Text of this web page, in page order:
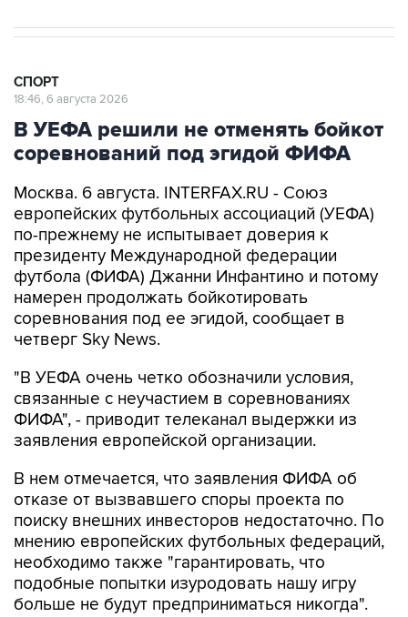
СПОРТ
18:46, 6 августа 2026
В УЕФА решили не отменять бойкот
соревнований под эгидой ФИФА
Москва. 6 августа. INTERFAX.RU - Союз
европейских футбольных ассоциаций (УЕФА)
по-прежнему не испытывает доверия к
президенту Международной федерации
футбола (ФИФА) Джанни Инфантино и потому
намерен продолжать бойкотировать
соревнования под ее эгидой, сообщает в
четверг Sky News.
"В УЕФА очень четко обозначили условия,
связанные с неучастием в соревнованиях
ФИФА", - приводит телеканал выдержки из
заявления европейской организации.
В нем отмечается, что заявления ФИФА об
отказе от вызвавшего споры проекта по
поиску внешних инвесторов недостаточно. По
мнению европейских футбольных федераций,
необходимо также "гарантировать, что
подобные попытки изуродовать нашу игру
больше не будут предприниматься никогда".